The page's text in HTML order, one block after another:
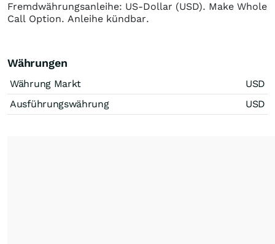
Fremdwährungsanleihe: US-Dollar (USD). Make Whole
Call Option. Anleihe kündbar.
Währungen
Währung Markt
USD
Ausführungswährung
USD